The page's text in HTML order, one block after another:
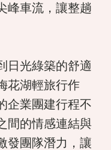
峰車流，讓整趟
日光綠築的舒適
花湖輕旅行作
企業團建行程不
間的情感連結與
發團隊潛力，讓